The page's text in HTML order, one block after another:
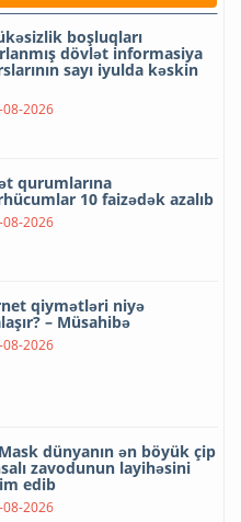
boşluqları
dövlət informasiya
sayı iyulda kəskin
08-2026
qurumlarına
10 faizədək azalıb
08-2026
qiymətləri niyə
– Müsahibə
08-2026
dünyanın ən böyük çip
zavodunun layihəsini
edib
08-2026